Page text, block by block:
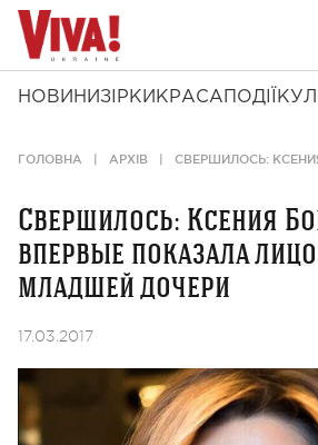
НОВИНИ ЗІРКИ КРАСА ПОДІЇ
ГОЛОВНА АРХІВ СВЕРШИЛОСЬ:
Свершилось: Ксения
впервые показала
младшей дочери
17.03.2017